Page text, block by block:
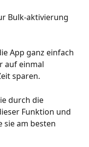
Bulk-aktivierung
App ganz einfach
auf einmal
sparen.
durch die
Funktion und
sie am besten